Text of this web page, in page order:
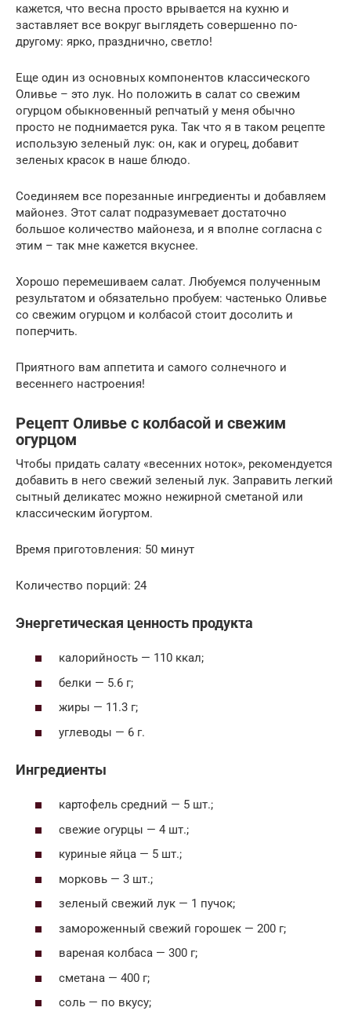
кажется, что весна просто врывается на кухню и
заставляет все вокруг выглядеть совершенно по-
другому: ярко, празднично, светло!
Еще один из основных компонентов классического
Оливье – это лук. Но положить в салат со свежим
огурцом обыкновенный репчатый у меня обычно
просто не поднимается рука. Так что я в таком рецепте
использую зеленый лук: он, как и огурец, добавит
зеленых красок в наше блюдо.
Соединяем все порезанные ингредиенты и добавляем
майонез. Этот салат подразумевает достаточно
большое количество майонеза, и я вполне согласна с
этим – так мне кажется вкуснее.
Хорошо перемешиваем салат. Любуемся полученным
результатом и обязательно пробуем: частенько Оливье
со свежим огурцом и колбасой стоит досолить и
поперчить.
Приятного вам аппетита и самого солнечного и
весеннего настроения!
Рецепт Оливье с колбасой и свежим
огурцом
Чтобы придать салату «весенних ноток», рекомендуется
добавить в него свежий зеленый лук. Заправить легкий
сытный деликатес можно нежирной сметаной или
классическим йогуртом.
Время приготовления: 50 минут
Количество порций: 24
Энергетическая ценность продукта
калорийность — 110 ккал;
белки — 5.6 г;
жиры — 11.3 г;
углеводы — 6 г.
Ингредиенты
картофель средний — 5 шт.;
свежие огурцы — 4 шт.;
куриные яйца — 5 шт.;
морковь — 3 шт.;
зеленый свежий лук — 1 пучок;
замороженный свежий горошек — 200 г;
вареная колбаса — 300 г;
сметана — 400 г;
соль — по вкусу;